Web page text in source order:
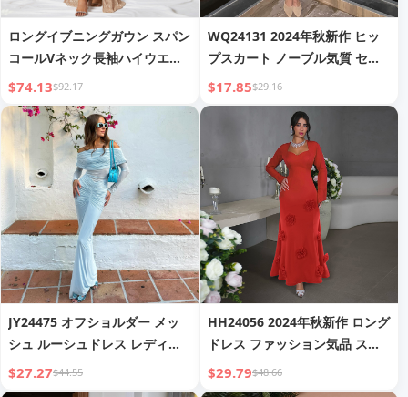
ロングイブニングガウン スパン
コールVネック長袖ハイウエス
トスリットスリムフィットフィ
ッシュテールボールルームイブ
ニングドレス - MGT256
$74.13$92.17
WQ24131 2024年秋新作 ヒッ
プスカート ノーブル気質 セク
シーワンショルダー プリーツ長
袖ドレス レディース
$17.85$29.16
JY24475 オフショルダー メッ
シュ ルーシュドレス レディー
ス セレブリティスタイル ファ
ッション気品 セクシー やや透
$27.27$44.55
HH24056 2024年秋新作 ロング
ドレス ファッション気品 スリ
ムフィット スウィートハートネ
ック フローラルヘムドレス レ
$29.79$48.66